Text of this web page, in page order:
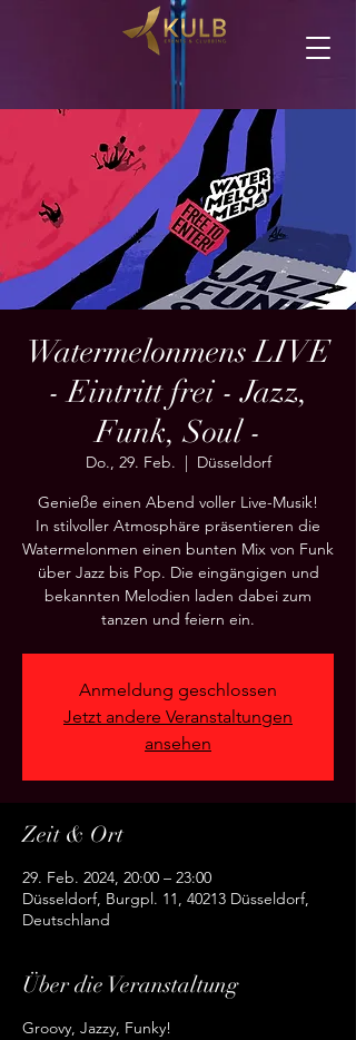
Watermelonmens LIVE
- Eintritt frei - Jazz,
Funk, Soul -
Do., 29. Feb.
  |
Düsseldorf
Genieße einen Abend voller Live-Musik!
In stilvoller Atmosphäre präsentieren die
Watermelonmen einen bunten Mix von Funk
über Jazz bis Pop. Die eingängigen und
bekannten Melodien laden dabei zum
Anmeldung geschlossen
Jetzt andere Veranstaltungen
ansehen
Zeit & Ort
29. Feb. 2024, 20:00 – 23:00
Düsseldorf, Burgpl. 11, 40213 Düsseldorf,
Deutschland
Über die Veranstaltung
Groovy, Jazzy, Funky!